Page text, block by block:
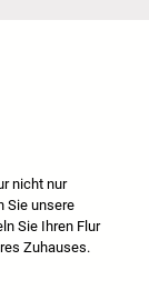
nicht nur
Sie unsere
Sie Ihren Flur
Zuhauses.